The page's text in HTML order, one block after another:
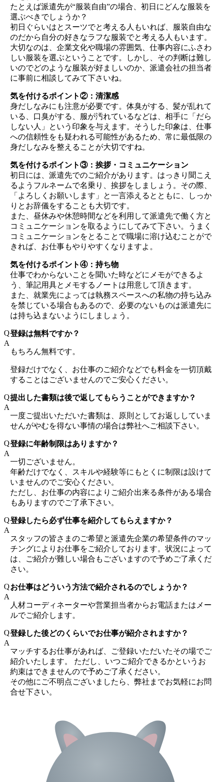
たとえば派遣先が“服装自由”の場合、初日にどんな服装を
選ぶべきでしょうか？
初日ぐらいはとスーツでと考える人もいれば、服装自由な
のだから自分の好きなラフな服装でと考える人もいます。
大切なのは、企業文化や職場の雰囲気、仕事内容にふさわ
しい服装を選ぶということです。しかし、その判断は難し
いのでどのような服装が好ましいのか、派遣会社の担当者
に事前に相談してみて下さいね。
気を付けるポイント②：清潔感
身だしなみにも注意が必要です。体臭がする、髪が乱れて
いる、口臭がする、服が汚れているなどは、相手に「だら
しない人」という印象を与えます。そうした印象は、仕事
への信頼性をも疑われる可能性があるため、常に最低限の
身だしなみを整えることが大切ですね。
気を付けるポイント③：挨拶・コミュニケーション
初日には、派遣先でのご紹介があります。はっきり聞こえ
るようフルネームで名乗り、挨拶をしましょう。その際、
「よろしくお願いします」と一言添えるとともに、しっか
りとお辞儀をすることも大切です。
また、昼休みや休憩時間などを利用して派遣先で働く方と
コミュニケーションを取るようにしてみて下さい。うまく
コミュニケーションをとることで職場に溶け込むことがで
きれば、お仕事もやりやすくなりますよ。
気を付けるポイント④：持ち物
仕事でわからないことを聞いた時などにメモができるよ
う、筆記用具とメモするノートは用意して頂きます。
また、就業先によっては執務スペースへの私物の持ち込み
を禁じている場合もあるので、必要のないものは派遣先に
は持ち込まないようにしましょう。
Q登録は無料ですか？
A
もちろん無料です。
登録だけでなく、お仕事のご紹介などでも料金を一切頂戴
することはございませんのでご安心ください。
Q提出した書類は後で返してもらうことができますか？
A
一度ご提出いただいた書類は、原則としてお返ししていま
せんがやむを得ない事情の場合は弊社へご相談下さい。
Q登録に年齢制限はありますか？
A
一切ございません。
年齢だけでなく、スキルや経験等にもとくに制限は設けて
いませんのでご安心ください。
ただし、お仕事の内容によりご紹介出来る条件がある場合
もありますのでご了承下さい。
Q登録したら必ず仕事を紹介してもらえますか？
A
スタッフの皆さまのご希望と派遣先企業の希望条件のマッ
チングによりお仕事をご紹介しております。状況によって
は、ご紹介が難しい場合もございますので予めご了承くだ
さい。
Qお仕事はどういう方法で紹介されるのでしょうか？
A
人材コーディネーターや営業担当者からお電話またはメー
ルでご紹介します。
Q登録した後どのくらいでお仕事が紹介されますか？
A
マッチするお仕事があれば、ご登録いただいたその場でご
紹介いたします。 ただし、いつご紹介できるかというお
約束はできませんので予めご了承ください。
その他にご不明点ございましたら、弊社までお気軽にお問
合せ下さい。